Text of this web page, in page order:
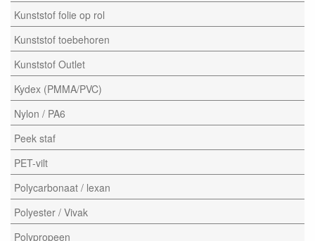
Kunststof folie op rol
Kunststof toebehoren
Kunststof Outlet
Kydex (PMMA/PVC)
Nylon / PA6
Peek staf
PET-vilt
Polycarbonaat / lexan
Polyester / Vivak
Polypropeen